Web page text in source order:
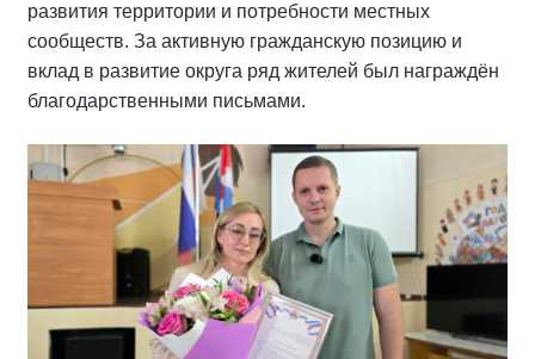
развития территории и потребности местных
сообществ. За активную гражданскую позицию и
вклад в развитие округа ряд жителей был награждён
благодарственными письмами.